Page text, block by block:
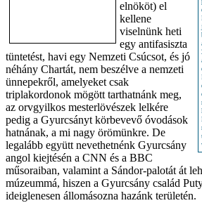
elnököt) el
kellene
viselnünk heti
egy antifasiszta
tüntetést, havi egy Nemzeti Csúcsot, és jó
néhány Chartát, nem beszélve a nemzeti
ünnepekről, amelyeket csak
triplakordonok mögött tarthatnánk meg,
az orvgyilkos mesterlövészek lelkére
pedig a Gyurcsányt körbevevő óvodások
hatnának, a mi nagy örömünkre. De
legalább együtt nevethetnénk Gyurcsány
angol kiejtésén a CNN és a BBC
műsoraiban, valamint a Sándor-palotát át
múzeummá, hiszen a Gyurcsány család
ideiglenesen állomásozna hazánk területén.